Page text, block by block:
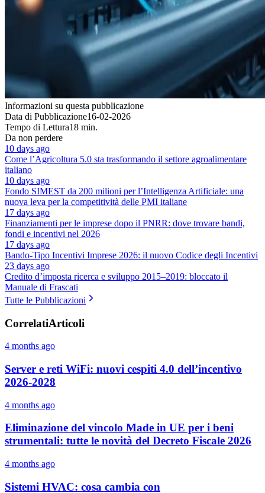
Informazioni su questa pubblicazione
Data di Pubblicazione16-02-2026
Tempo di Lettura18 min.
Da non perdere
10 days ago
Come l’Agricoltura 5.0 sta trasformando il settore agroalimentare
italiano
10 days ago
Fondo SIMEST da 200 milioni per l’Intelligenza Artificiale: una
nuova leva per la competitività delle PMI italiane
17 days ago
Finanziamenti per le imprese dopo il PNRR: dove trovare bandi,
fondi e incentivi nel 2026
17 days ago
Bando-Tipo Incentivi Imprese 2026: il nuovo Codice degli Incentivi
23 days ago
Credito d’imposta ricerca e sviluppo 2015–2019: bloccato il
Manuale di Frascati
Tutte le Pubblicazioni
CorrelatiArticoli
4 months ago
Server e reti WiFi: nuovi cespiti 4.0 dell’incentivo
2026-2028
4 months ago
Eliminazione del vincolo Made in UE per i beni
strumentali: tutte le novità del Decreto Fiscale 2026
4 months ago
Sistemi HVAC: cosa cambia con